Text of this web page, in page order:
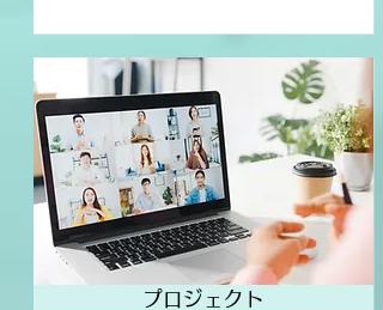
プロジェクト